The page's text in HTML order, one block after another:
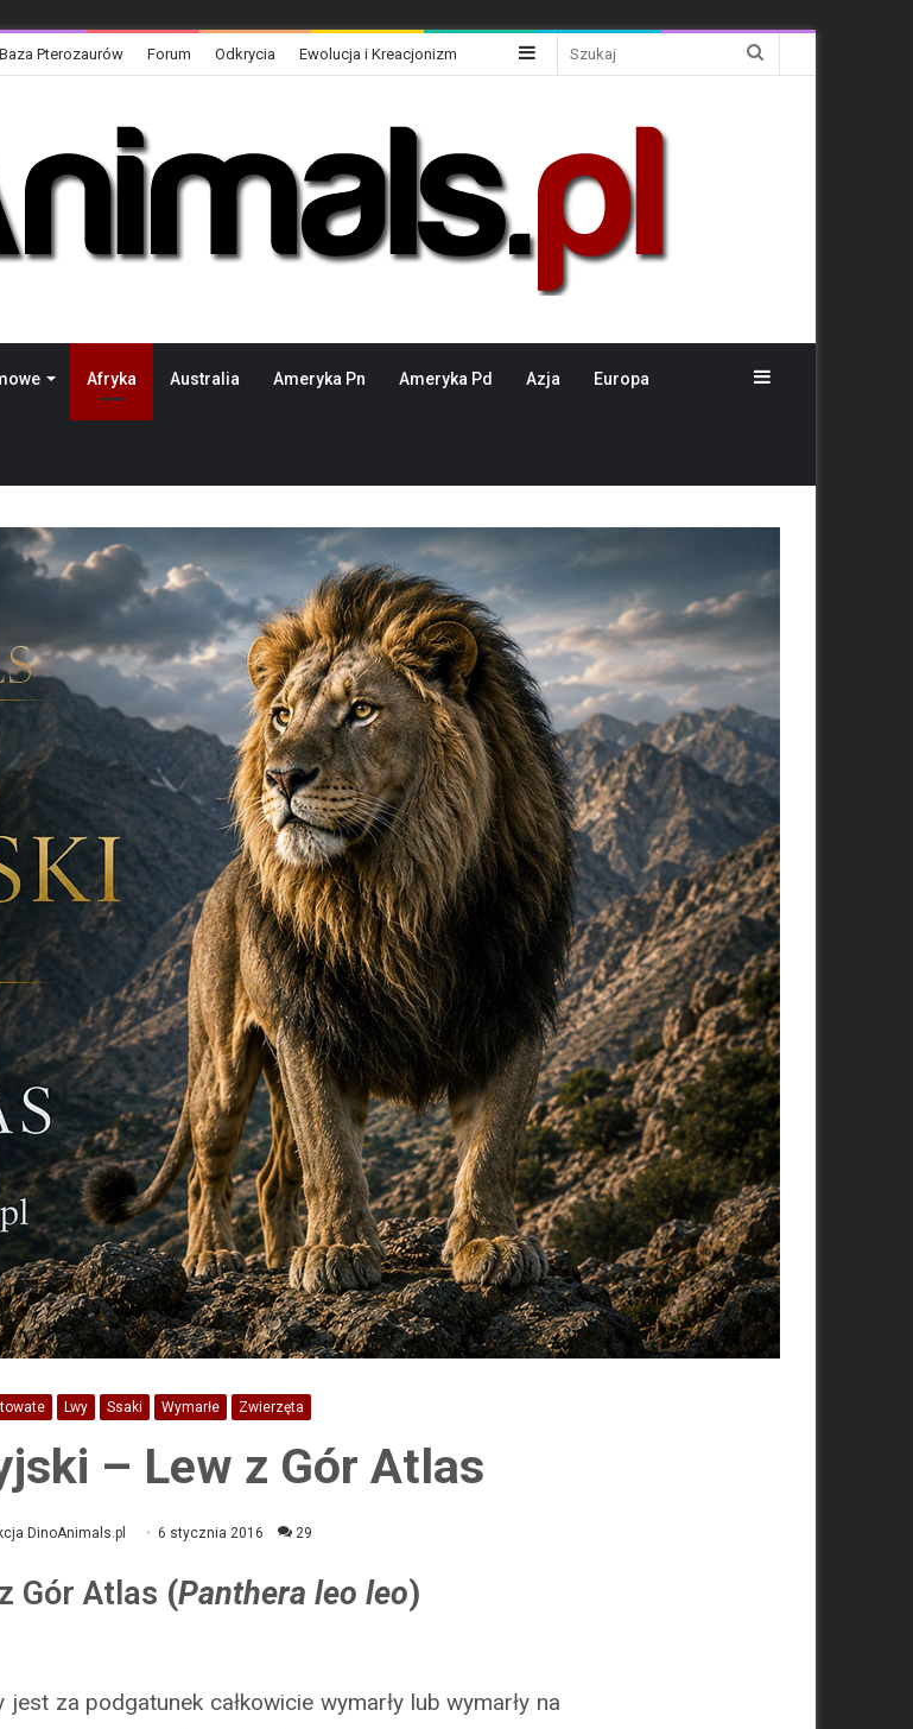
Baza Pterozaurów Forum Odkrycia Ewolucja i Kreacjonizm Sidebar
Afryka Australia Ameryka Pn Ameryka Pd Azja Europa Sidebar
Lwy Ssaki Wymarłe Zwierzęta
– Lew z Gór Atlas
DinoAnimals.pl 6 stycznia 2016 29
Gór Atlas (Panthera leo leo)
za podgatunek całkowicie wymarły lub wymarły na